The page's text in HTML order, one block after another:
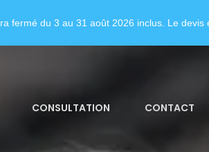
CONSULTATION CONTACT
fermé du 3 au 31 août 2026 inclus. Le devis